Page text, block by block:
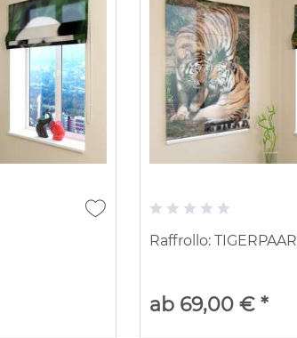
Raffrollo: TIGERPAAR
ab 69,00 € *